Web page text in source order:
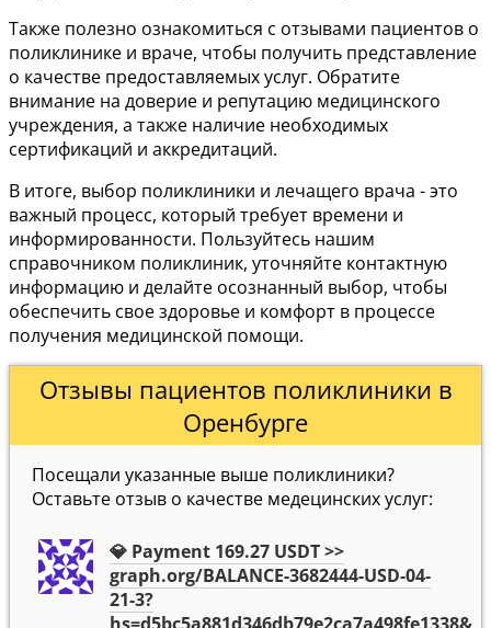
Также полезно ознакомиться с отзывами пациентов о
поликлинике и враче, чтобы получить представление
о качестве предоставляемых услуг. Обратите
внимание на доверие и репутацию медицинского
учреждения, а также наличие необходимых
сертификаций и аккредитаций.
В итоге, выбор поликлиники и лечащего врача - это
важный процесс, который требует времени и
информированности. Пользуйтесь нашим
справочником поликлиник, уточняйте контактную
информацию и делайте осознанный выбор, чтобы
обеспечить свое здоровье и комфорт в процессе
получения медицинской помощи.
Отзывы пациентов поликлиники в
Оренбурге
Посещали указанные выше поликлиники?
Оставьте отзыв о качестве медецинских услуг:
💎 Payment 169.27 USDT >>
graph.org/BALANCE-3682444-USD-04-
21-3?